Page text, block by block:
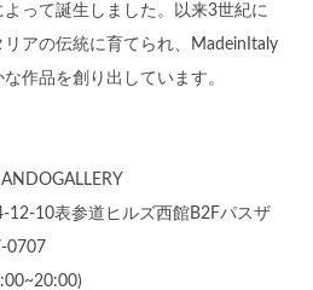
って誕生しました。以来3世紀に
アの伝統に育てられ、MadeinItaly
作品を創り出しています。
12-10表参道ヒルズ西館B2Fパスザ
0707